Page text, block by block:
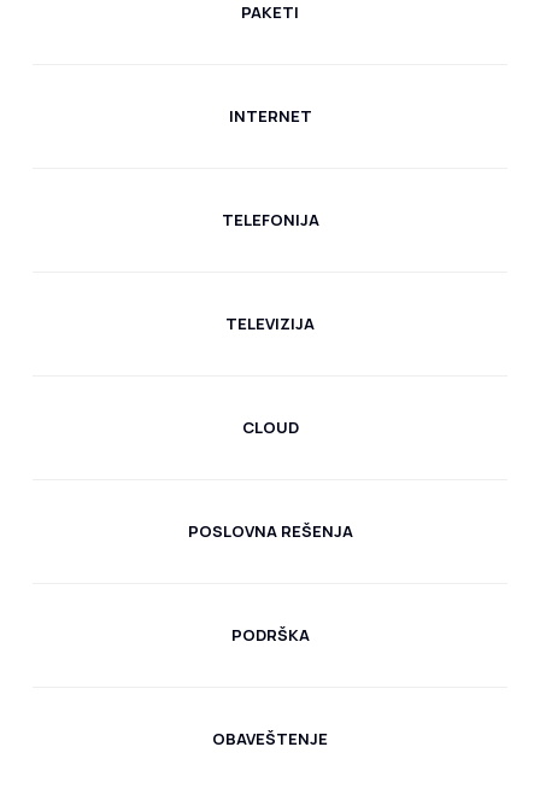
PAKETI
INTERNET
TELEFONIJA
TELEVIZIJA
CLOUD
POSLOVNA REŠENJA
PODRŠKA
OBAVEŠTENJE